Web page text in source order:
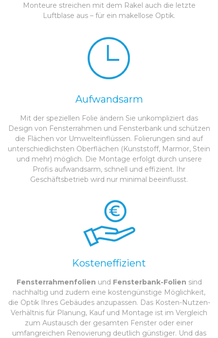
Monteure streichen mit dem Rakel auch die letzte
Luftblase aus – für ein makellose Optik.
Aufwandsarm
Mit der speziellen Folie ändern Sie unkompliziert das
Design von Fensterrahmen und Fensterbank und schützen
die Flächen vor Umwelteinflüssen. Folierungen sind auf
unterschiedlichsten Oberflächen (Kunststoff, Marmor, Stein
und mehr) möglich. Die Montage erfolgt durch unsere
Profis aufwandsarm, schnell und effizient. Ihr
Geschäftsbetrieb wird nur minimal beeinflusst.
Kosteneffizient
Fensterrahmenfolien und Fensterbank-Folien sind
nachhaltig und zudem eine kostengünstige Möglichkeit,
die Optik Ihres Gebäudes anzupassen. Das Kosten-Nutzen-
Verhältnis für Planung, Kauf und Montage ist im Vergleich
zum Austausch der gesamten Fenster oder einer
umfangreichen Renovierung deutlich günstiger. Und das